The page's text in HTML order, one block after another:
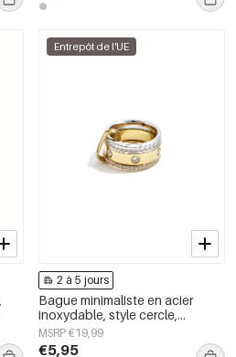
Entrepôt de l'UE
2 à 5 jours
Bague minimaliste en acier
inoxydable, style cercle,
collection Daily Simple, bijoux
pour femmes
MSRP €19,99
€5,95